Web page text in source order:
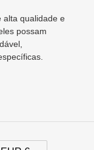
alta qualidade e
possam